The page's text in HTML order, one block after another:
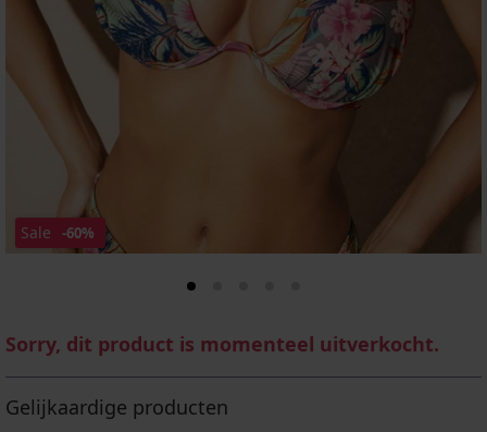
Sale -60%
Sorry, dit product is momenteel uitverkocht.
Gelijkaardige producten